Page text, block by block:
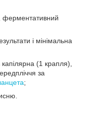
ферментативний
і мінімальна
капілярна (1 крапля),
за
;